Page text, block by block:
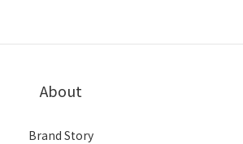
About
Brand Story